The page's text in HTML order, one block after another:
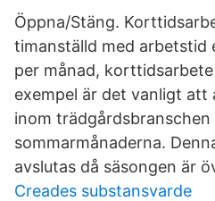
Öppna/Stäng.
timanställd med arbetstid
per månad,
exempel är det vanligt att
inom trädgårdsbranschen
sommarmånaderna.
avslutas då säsongen är
Creades substansvarde